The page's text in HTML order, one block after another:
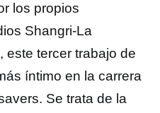
los propios
Shangri-La
este tercer trabajo de
íntimo en la carrera
Se trata de la